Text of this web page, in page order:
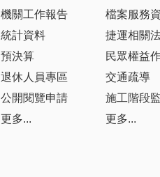
機關工作報告
統計資料
預決算
退休人員專區
公開閱覽申請
更多...
檔案服務
捷運相關
民眾權益
交通疏導
施工階段
更多...